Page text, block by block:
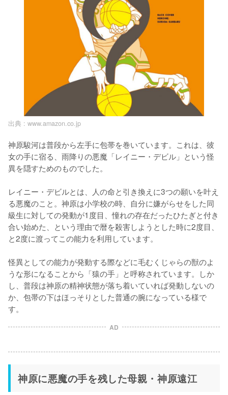
出典 : www.amazon.co.jp
神原駿河は普段から左手に包帯を巻いています。これは、彼
女の手に宿る、雨降りの悪魔「レイニー・デビル」という怪
異を隠すためのものでした。
レイニー・デビルとは、人の命と引き換えに3つの願いを叶え
る悪魔のこと。神原は小学校の時、自分に嫌がらせをした同
級生に対しての発動が1度目、憧れの存在だったひたぎと付き
合い始めた、という理由で暦を殺害しようとした時に2度目、
と2度に渡ってこの能力を利用しています。
怪異としての能力が発動する際などに毛むくじゃらの獣のよ
うな形になることから「猿の手」と呼称されています。しか
し、普段は神原の精神状態が落ち着いていれば発動しないの
か、包帯の下はほっそりとした普通の腕になっている様で
す。
AD
神原に悪魔の手を残した母親・神原遠江